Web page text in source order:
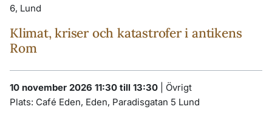
6, Lund
Klimat, kriser och katastrofer i antikens
Rom
10 november 2026 11:30 till 13:30
Övrigt
Plats: Café Eden, Eden, Paradisgatan 5 Lund